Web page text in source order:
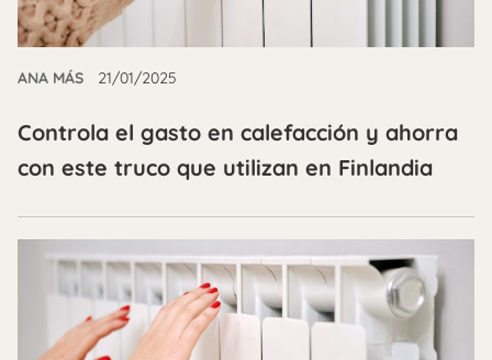
ANA MÁS 21/01/2025
Controla el gasto en calefacción y ahorra
con este truco que utilizan en Finlandia